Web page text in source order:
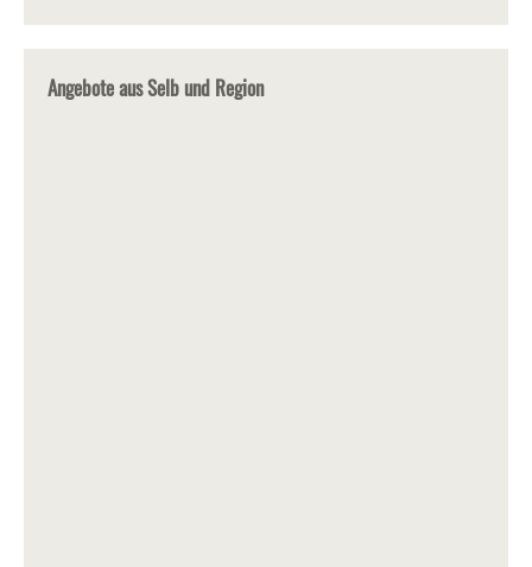
Angebote aus Selb und Region